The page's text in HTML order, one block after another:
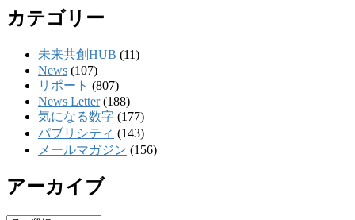
カテゴリー
未来共創HUB (11)
News (107)
リポート (807)
News Letter(188)
気になる数字 (177)
パブリシティ (143)
メールマガジン (156)
アーカイブ